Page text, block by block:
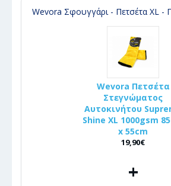
Wevora Σφουγγάρι - Πετσέτα XL -
Wevora Πετσέτα
Στεγνώματος
Αυτοκινήτου
Shine XL 1000gsm
x 55cm
19,90€
+